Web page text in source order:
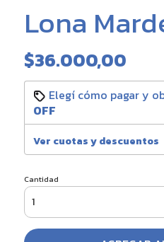
Lona
$36.000,00
Elegí cómo pagar y
OFF
Ver cuotas y descuentos
Cantidad